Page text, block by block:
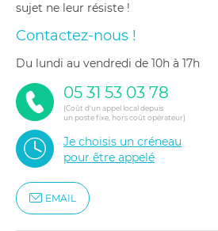
sujet ne leur résiste !
Contactez-nous !
du lundi au vendredi de 10h à 17h
05 31 53 03 78
(Coût d'un appel local depuis
un poste fixe, hors coût opérateur)
Je choisis un créneau
pour être appelé
EMAIL